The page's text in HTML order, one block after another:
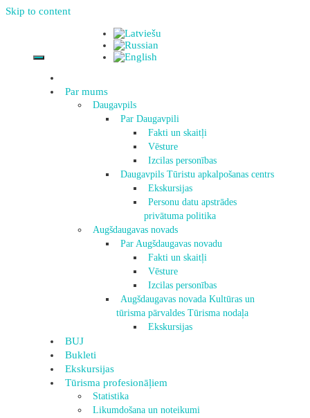
Skip to content
Par mums
Daugavpils
Par Daugavpili
Fakti un skaitļi
Vēsture
Izcilas personības
Daugavpils Tūristu apkalpošanas centrs
Ekskursijas
Personu datu apstrādes
privātuma politika
Augšdaugavas novads
Par Augšdaugavas novadu
Fakti un skaitļi
Vēsture
Izcilas personības
Augšdaugavas novada Kultūras un
tūrisma pārvaldes Tūrisma nodaļa
Ekskursijas
BUJ
Bukleti
Ekskursijas
Tūrisma profesionāļiem
Statistika
Likumdošana un noteikumi